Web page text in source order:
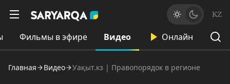
KZ
Фильмы в эфире Видео Онлайн
Главная Видео Уақыт.кз | Правопорядок в регионе